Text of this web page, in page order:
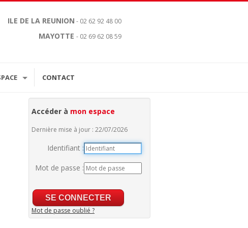
ILE DE LA REUNION - 02 62 92 48 00
MAYOTTE- 02 69 62 08 59
CONTACT
Accéder à mon espace
Dernière mise à jour : 22/07/2026
Identifiant :
Mot de passe :
Mot de passe oublié ?